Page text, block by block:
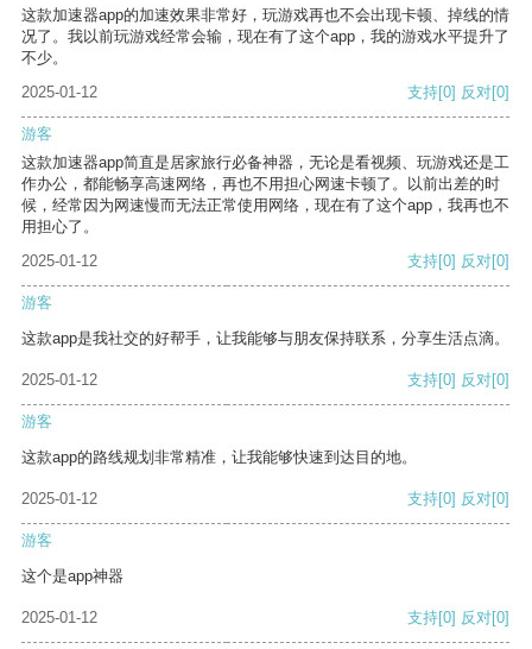
这款加速器app的加速效果非常好，玩游戏再也不会出现卡顿、掉线的情
况了。我以前玩游戏经常会输，现在有了这个app，我的游戏水平提升了
不少。
2025-01-12
支持[0] 反对[0]
游客
这款加速器app简直是居家旅行必备神器，无论是看视频、玩游戏还是工
作办公，都能畅享高速网络，再也不用担心网速卡顿了。以前出差的时
候，经常因为网速慢而无法正常使用网络，现在有了这个app，我再也不
用担心了。
2025-01-12
支持[0] 反对[0]
游客
这款app是我社交的好帮手，让我能够与朋友保持联系，分享生活点滴。
2025-01-12 支持[0] 反对[0]
游客
这款app的路线规划非常精准，让我能够快速到达目的地。
2025-01-12 支持[0] 反对[0]
游客
这个是app神器
2025-01-12 支持[0] 反对[0]